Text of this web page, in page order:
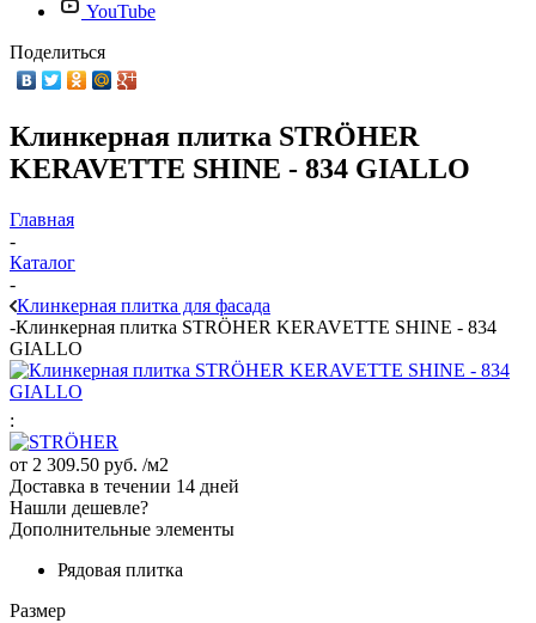
YouTube
Поделиться
Клинкерная плитка STRÖHER
KERAVETTE SHINE - 834 GIALLO
Главная
-
Каталог
-
Клинкерная плитка для фасада
-Клинкерная плитка STRÖHER KERAVETTE SHINE - 834
GIALLO
:
от 2 309.50 руб. /м2
Доставка в течении 14 дней
Нашли дешевле?
Дополнительные элементы
Рядовая плитка
Размер